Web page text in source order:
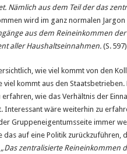
Nämlich aus dem Teil der das
wird im ganz normalen Jargon
aus dem Reineinkommen
aller Haushaltseinnahmen. (S. 597)
wie viel kommt von den
viel kommt aus den
wie das Verhältnis der
Interessant wäre weiterhin zu
Gruppeneigentumsseite immer
das auf eine Politik zurückzuführen,
„Das zentralisierte Reineinkommen